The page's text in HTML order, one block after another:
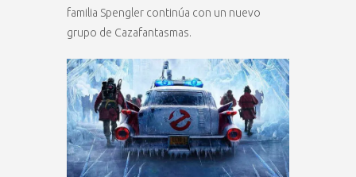
familia Spengler continúa con un nuevo
grupo de Cazafantasmas.